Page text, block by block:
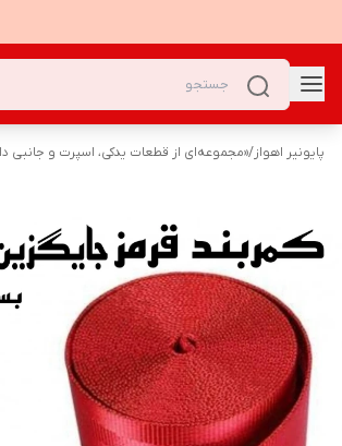
پایونیر اهواز/«مجموعه‌ای از قطعات یدکی، اسپرت و جانبی